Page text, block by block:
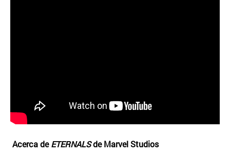
Acerca deETERNALSde Marvel Studios